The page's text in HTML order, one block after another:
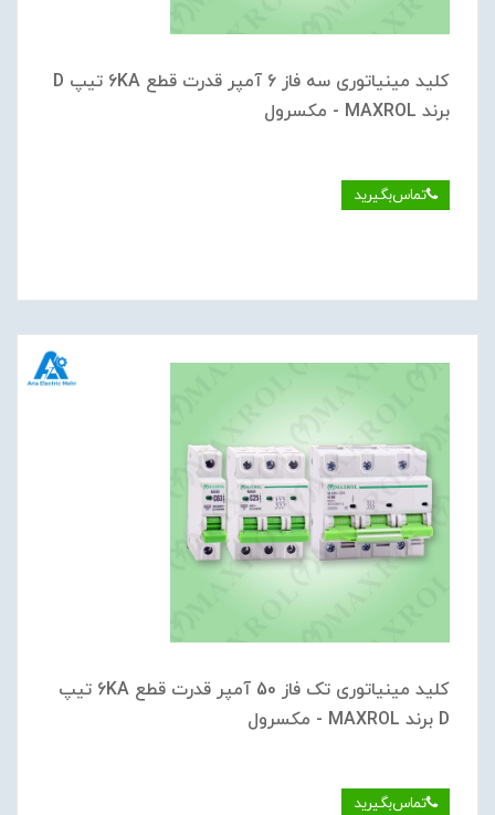
کلید مینیاتوری سه فاز 6 آمپر قدرت قطع 6KA تیپ D
برند MAXROL - مکسرول
تماس‌بگیرید
کلید مینیاتوری تک فاز 50 آمپر قدرت قطع 6KA تیپ
D برند MAXROL - مکسرول
تماس‌بگیرید